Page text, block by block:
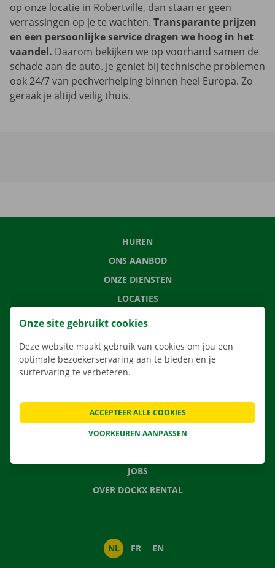
op onze locatie in Robertville, dan staan er geen
verrassingen op je te wachten. Transparante prijzen
en een persoonlijke service dragen we hoog in het
vaandel. Daarom bekijken we op voorhand samen de
schade aan de auto. Je geniet bij technische problemen
ook 24/7 van pechverhelping binnen heel Europa. Zo
geraak je altijd veilig thuis.
HUREN
ONS AANBOD
ONZE DIENSTEN
LOCATIES
APP
VEELGESTELDE VRAGEN
NIEUWS
JOBS
OVER DOCKX RENTAL
NL FR EN
Onze site gebruikt cookies
Deze website maakt gebruik van cookies om jou een
optimale bezoekerservaring aan te bieden en je
surfervaring te verbeteren.
VOORKEUREN AANPASSEN
ACCEPTEER ALLE COOKIES